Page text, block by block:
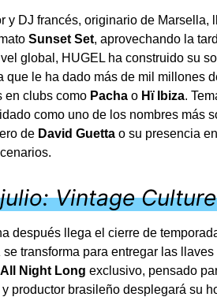
y DJ francés, originario de
Sunset Set, aprovechando la
global, HUGEL ha construido su
que le ha dado más de mil millones
en clubs como Pacha o Hï Ibiza.
como uno de los nombres más
de David Guetta o su presencia en
Vintage
después llega el cierre de
se transforma para entregar las
All Night Long exclusivo, pensado
y productor brasileño desplegará su